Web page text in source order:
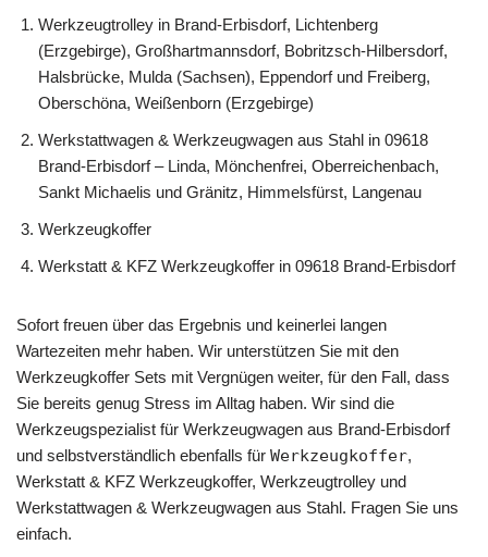
Werkzeugtrolley in Brand-Erbisdorf, Lichtenberg
(Erzgebirge), Großhartmannsdorf, Bobritzsch-Hilbersdorf,
Halsbrücke, Mulda (Sachsen), Eppendorf und Freiberg,
Oberschöna, Weißenborn (Erzgebirge)
Werkstattwagen & Werkzeugwagen aus Stahl in 09618
Brand-Erbisdorf – Linda, Mönchenfrei, Oberreichenbach,
Sankt Michaelis und Gränitz, Himmelsfürst, Langenau
Werkzeugkoffer
Werkstatt & KFZ Werkzeugkoffer in 09618 Brand-Erbisdorf
Sofort freuen über das Ergebnis und keinerlei langen
Wartezeiten mehr haben. Wir unterstützen Sie mit den
Werkzeugkoffer Sets mit Vergnügen weiter, für den Fall, dass
Sie bereits genug Stress im Alltag haben. Wir sind die
Werkzeugspezialist für Werkzeugwagen aus Brand-Erbisdorf
und selbstverständlich ebenfalls für Werkzeugkoffer,
Werkstatt & KFZ Werkzeugkoffer, Werkzeugtrolley und
Werkstattwagen & Werkzeugwagen aus Stahl. Fragen Sie uns
einfach.